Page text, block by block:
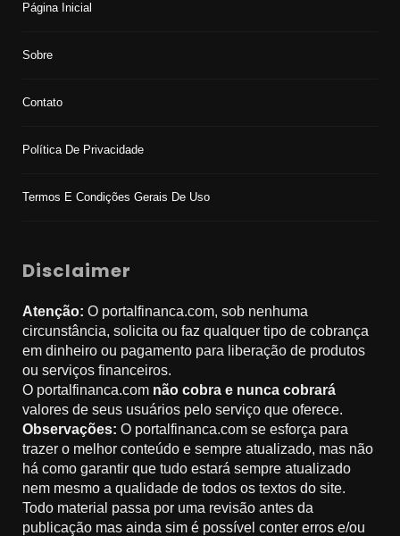
Página Inicial
Sobre
Contato
Política De Privacidade
Termos E Condições Gerais De Uso
Disclaimer
Atenção: O portalfinanca.com, sob nenhuma
circunstância, solicita ou faz qualquer tipo de cobrança
em dinheiro ou pagamento para liberação de produtos
ou serviços financeiros.
O portalfinanca.com não cobra e nunca cobrará
valores de seus usuários pelo serviço que oferece.
Observações: O portalfinanca.com se esforça para
trazer o melhor conteúdo e sempre atualizado, mas não
há como garantir que tudo estará sempre atualizado
nem mesmo a qualidade de todos os textos do site.
Todo material passa por uma revisão antes da
publicação mas ainda sim é possível conter erros e/ou